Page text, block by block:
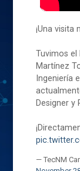
¡Una visita
Tuvimos el
Martínez
Ingeniería
Designer y
— TecNM